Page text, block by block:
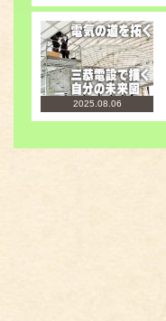
2025.08.06